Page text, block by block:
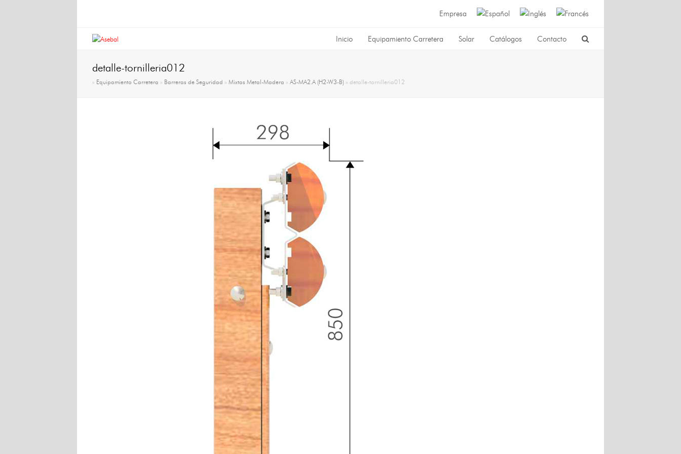
Empresa
Inicio Equipamiento Carretera Solar Catálogos Contacto
detalle-tornilleria012
» Equipamiento Carretera » Barreras de Seguridad » Mixtas Metal-Madera » AS-MA2.A (H2-W3-B) » detalle-tornilleria012